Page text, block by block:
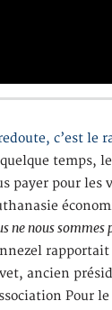
c’est le
temps,
payer pour les
ne nous sommes
rapportait
ancien
Pour